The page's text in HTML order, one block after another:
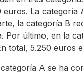
euros. La
la categoría B
Por último, en la
total, 5.250 euros
A se ha